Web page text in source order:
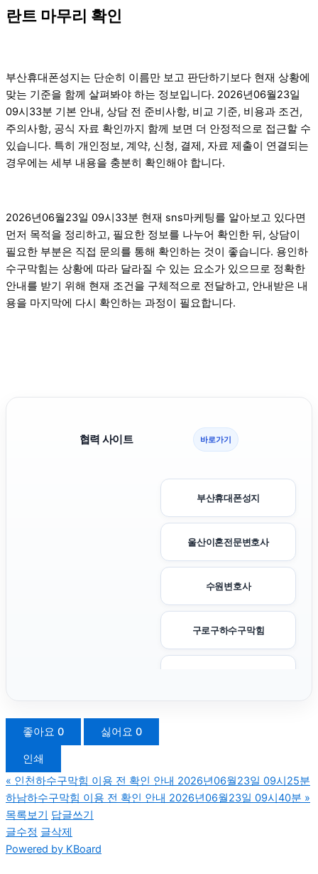
란트 마무리 확인
부산휴대폰성지는 단순히 이름만 보고 판단하기보다 현재 상황에
맞는 기준을 함께 살펴봐야 하는 정보입니다. 2026년06월23일
09시33분 기본 안내, 상담 전 준비사항, 비교 기준, 비용과 조건,
주의사항, 공식 자료 확인까지 함께 보면 더 안정적으로 접근할 수
있습니다. 특히 개인정보, 계약, 신청, 결제, 자료 제출이 연결되는
경우에는 세부 내용을 충분히 확인해야 합니다.
2026년06월23일 09시33분 현재 sns마케팅를 알아보고 있다면
먼저 목적을 정리하고, 필요한 정보를 나누어 확인한 뒤, 상담이
필요한 부분은 직접 문의를 통해 확인하는 것이 좋습니다. 용인하
수구막힘는 상황에 따라 달라질 수 있는 요소가 있으므로 정확한
안내를 받기 위해 현재 조건을 구체적으로 전달하고, 안내받은 내
용을 마지막에 다시 확인하는 과정이 필요합니다.
협력 사이트 바로가기
부산휴대폰성지
울산이혼전문변호사
수원변호사
구로구하수구막힘
서대문하수구막힘
좋아요 0 싫어요 0
인쇄
« 인천하수구막힘 이용 전 확인 안내 2026년06월23일 09시25분
하남하수구막힘 이용 전 확인 안내 2026년06월23일 09시40분 »
목록보기
답글쓰기
글수정 글삭제
Powered by KBoard